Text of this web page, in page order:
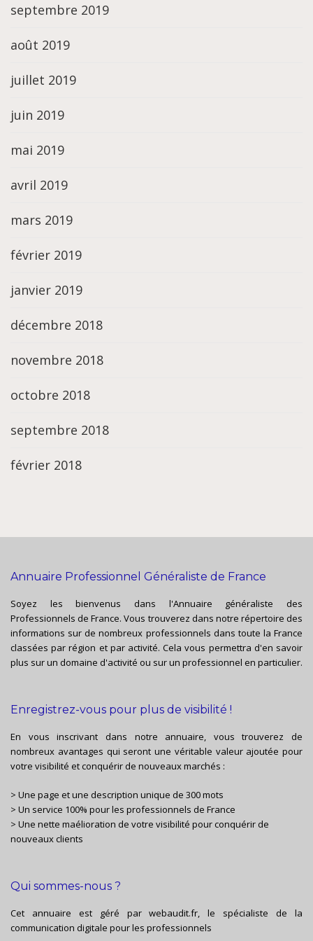
septembre 2019
août 2019
juillet 2019
juin 2019
mai 2019
avril 2019
mars 2019
février 2019
janvier 2019
décembre 2018
novembre 2018
octobre 2018
septembre 2018
février 2018
Annuaire Professionnel Généraliste de France
Soyez les bienvenus dans l'Annuaire généraliste des
Professionnels de France. Vous trouverez dans notre répertoire des
informations sur de nombreux professionnels dans toute la France
classées par région et par activité. Cela vous permettra d'en savoir
plus sur un domaine d'activité ou sur un professionnel en particulier.
Enregistrez-vous pour plus de visibilité !
En vous inscrivant dans notre annuaire, vous trouverez de
nombreux avantages qui seront une véritable valeur ajoutée pour
votre visibilité et conquérir de nouveaux marchés :
> Une page et une description unique de 300 mots
> Un service 100% pour les professionnels de France
> Une nette maélioration de votre visibilité pour conquérir de
nouveaux clients
Qui sommes-nous ?
Cet annuaire est géré parwebaudit.fr, le spécialiste de la
communication digitale pour les professionnels